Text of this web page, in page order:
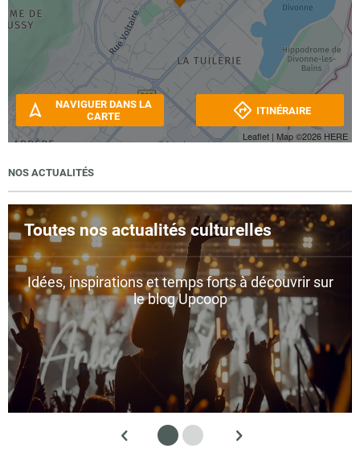
Leaflet | Map ©2026 HERE
NAVIGUER DANS LA
CARTE
ITINÉRAIRE
NOS ACTUALITÉS
Toutes nos actualités culturelles
Idées, inspirations et temps forts à découvrir sur
le blog Upcoop